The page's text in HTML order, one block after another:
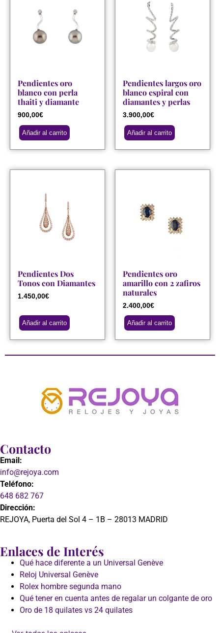
Pendientes oro
blanco con perla
thaiti y diamante
900,00€
Añadir al carrito
Pendientes largos oro
blanco espiral con
diamantes y perlas
3.900,00€
Añadir al carrito
Pendientes Dos
Tonos con Diamantes
1.450,00€
Añadir al carrito
Pendientes oro
amarillo con 2 zafiros
naturales
2.400,00€
Añadir al carrito
Contacto
Email:
info@rejoya.com
Teléfono:
648 682 767
Dirección:
REJOYA, Puerta del Sol 4 – 1B – 28013 MADRID
Enlaces de Interés
Qué hace diferente a un Universal Genève
Reloj Universal Genève
Rolex hombre segunda mano
Qué tener en cuenta antes de regalar un colgante de oro
Oro de 18 quilates vs 24 quilates